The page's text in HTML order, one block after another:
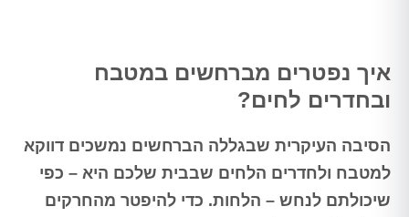
איך נפטרים מברחשים במטבח
ובחדרים לחים?
הסיבה העיקרית שבגללה הברחשים נמשכים דווקא
למטבח ולחדרים הלחים שבבית שלכם היא – כפי
שיכולתם לנחש – הלחות. כדי להיפטר מהחרקים